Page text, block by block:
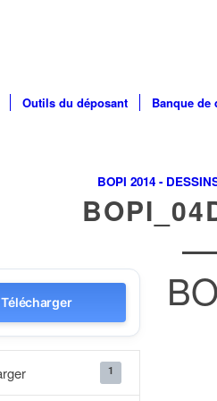
Outils du déposant Banque de
BOPI 2014 -
Télécharger
1